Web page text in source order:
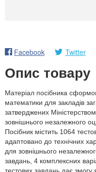
Facebook Twitter
Опис товару
Матеріал посібника
математики для закладів
затверджених
зовнішнього незалежного
Посібник містить 1064
адаптовано до технічних
для зовнішнього
завдань, 4 комплексних